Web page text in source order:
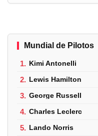
Mundial de Pilotos
1. Kimi Antonelli
2. Lewis Hamilton
3. George Russell
4. Charles Leclerc
5. Lando Norris